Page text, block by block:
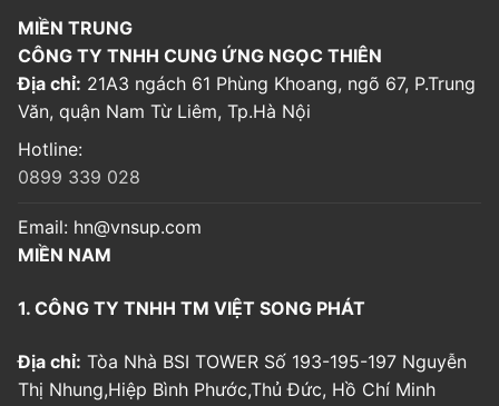
MIỀN TRUNG
CÔNG TY TNHH CUNG ỨNG NGỌC THIÊN
Địa chỉ: 21A3 ngách 61 Phùng Khoang, ngõ 67, P.Trung
Văn, quận Nam Từ Liêm, Tp.Hà Nội
Hotline:
0899 339 028
Email: hn@vnsup.com
MIỀN NAM
1. CÔNG TY TNHH TM VIỆT SONG PHÁT
Địa chỉ: Tòa Nhà BSI TOWER Số 193-195-197 Nguyễn
Thị Nhung,Hiệp Bình Phước,Thủ Đức, Hồ Chí Minh